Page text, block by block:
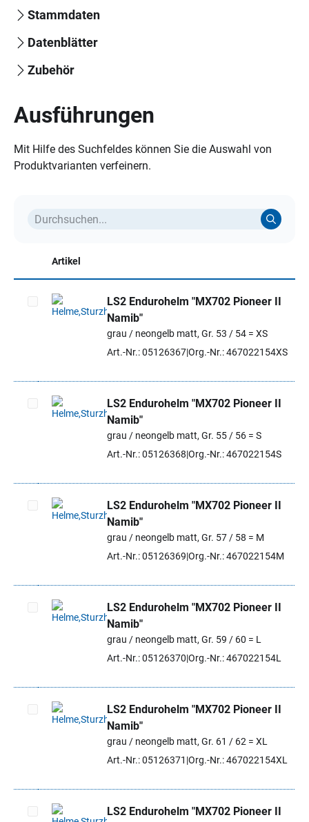
Stammdaten
Datenblätter
Zubehör
Ausführungen
Mit Hilfe des Suchfeldes können Sie die Auswahl von
Produktvarianten verfeinern.
Artikel
Artikel auswählen
LS2 Endurohelm "MX702 Pioneer II
Namib"
grau / neongelb matt, Gr. 53 / 54 = XS
Art.-Nr.: 05126367Org.-Nr.: 467022154XS
Artikel auswählen
LS2 Endurohelm "MX702 Pioneer II
Namib"
grau / neongelb matt, Gr. 55 / 56 = S
Art.-Nr.: 05126368 Org.-Nr.: 467022154S
Artikel auswählen
LS2 Endurohelm "MX702 Pioneer II
Namib"
grau / neongelb matt, Gr. 57 / 58 = M
Art.-Nr.: 05126369 Org.-Nr.: 467022154M
Artikel auswählen
LS2 Endurohelm "MX702 Pioneer II
Namib"
grau / neongelb matt, Gr. 59 / 60 = L
Art.-Nr.: 05126370 Org.-Nr.: 467022154L
Artikel auswählen
LS2 Endurohelm "MX702 Pioneer II
Namib"
grau / neongelb matt, Gr. 61 / 62 = XL
Art.-Nr.: 05126371 Org.-Nr.: 467022154XL
LS2 Endurohelm "MX702 Pioneer II